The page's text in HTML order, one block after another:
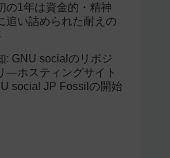
の1年は資金的・精神
追い詰められた耐えの
: GNU socialのリポジ
―ホスティングサイト
social JP Fossilの開始